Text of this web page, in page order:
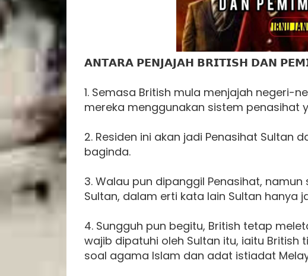
𝗔𝗡𝗧𝗔𝗥𝗔 𝗣𝗘𝗡𝗝𝗔𝗝𝗔𝗛 𝗕𝗥𝗜𝗧𝗜𝗦𝗛 𝗗𝗔𝗡
1. Semasa British mula menjajah negeri-
mereka menggunakan sistem penasihat
2. Residen ini akan jadi Penasihat Sultan
baginda.
3. Walau pun dipanggil Penasihat,
Sultan, dalam erti kata lain Sultan hanya
4. Sungguh pun begitu, British tetap
wajib dipatuhi oleh Sultan itu, iaitu
soal agama Islam dan adat istiadat